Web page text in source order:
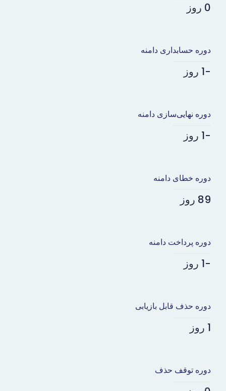
0 روز
دوره حسابداری دامنه
-1 روز
دوره نهایی‌سازی دامنه
-1 روز
دوره خطای دامنه
89 روز
دوره پرداخت دامنه
-1 روز
دوره حذف قابل بازیابی
1 روز
دوره توقف حذف